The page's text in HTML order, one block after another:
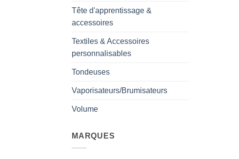
Tête d'apprentissage &
accessoires
Textiles & Accessoires
personnalisables
Tondeuses
Vaporisateurs/Brumisateurs
Volume
MARQUES